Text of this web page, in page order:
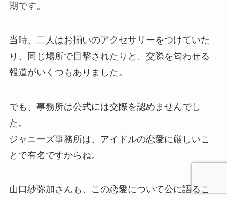
期です。
当時、二人はお揃いのアクセサリーをつけていた
り、同じ場所で目撃されたりと、交際を匂わせる
報道がいくつもありました。
でも、事務所は公式には交際を認めませんでし
た。
ジャニーズ事務所は、アイドルの恋愛に厳しいこ
とで有名ですからね。
山口紗弥加さんも、この恋愛について公に語るこ